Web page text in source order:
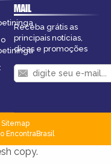
MAIL
Receba grátis as
principais notícias,
dicas e promoções
Sitemap
EncontraBrasil
copy.